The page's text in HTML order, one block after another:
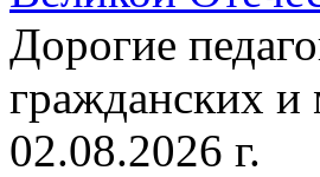
Дорогие
гражданских
02.08.2026 г.